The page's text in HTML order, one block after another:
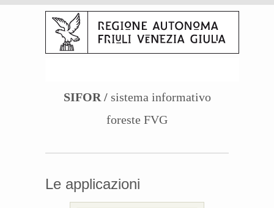
SIFOR / sistema informativo
foreste FVG
Le applicazioni